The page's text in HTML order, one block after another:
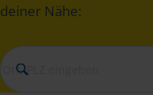
deiner Nähe: